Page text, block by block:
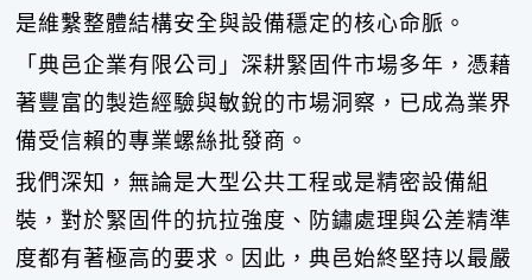
是維繫整體結構安全與設備穩定的核心命脈。
「典邑企業有限公司」深耕緊固件市場多年，憑藉
著豐富的製造經驗與敏銳的市場洞察，已成為業界
備受信賴的專業螺絲批發商。
我們深知，無論是大型公共工程或是精密設備組
裝，對於緊固件的抗拉強度、防鏽處理與公差精準
度都有著極高的要求。因此，典邑始終堅持以最嚴